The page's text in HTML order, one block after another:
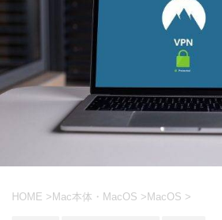
HOME >Mac本体・MacOS >MacOS >